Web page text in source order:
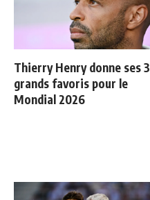
Thierry Henry donne ses 3
grands favoris pour le
Mondial 2026